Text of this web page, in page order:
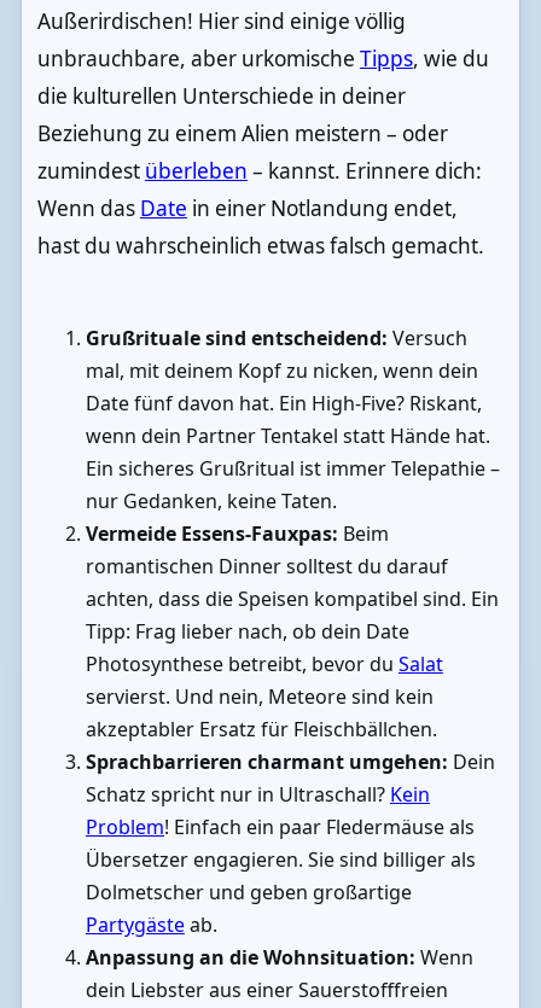
Außerirdischen! Hier sind einige völlig
unbrauchbare, aber urkomische Tipps, wie du
die kulturellen Unterschiede in deiner
Beziehung zu einem Alien meistern – oder
zumindest überleben – kannst. Erinnere dich:
Wenn das Date in einer Notlandung endet,
hast du wahrscheinlich etwas falsch gemacht.
Grußrituale sind entscheidend: Versuch
mal, mit deinem Kopf zu nicken, wenn dein
Date fünf davon hat. Ein High-Five? Riskant,
wenn dein Partner Tentakel statt Hände hat.
Ein sicheres Grußritual ist immer Telepathie –
nur Gedanken, keine Taten.
Vermeide Essens-Fauxpas: Beim
romantischen Dinner solltest du darauf
achten, dass die Speisen kompatibel sind. Ein
Tipp: Frag lieber nach, ob dein Date
Photosynthese betreibt, bevor du Salat
servierst. Und nein, Meteore sind kein
akzeptabler Ersatz für Fleischbällchen.
Sprachbarrieren charmant umgehen: Dein
Schatz spricht nur in Ultraschall? Kein
Problem! Einfach ein paar Fledermäuse als
Übersetzer engagieren. Sie sind billiger als
Dolmetscher und geben großartige
Partygästeab.
Anpassung an die Wohnsituation: Wenn
dein Liebster aus einer Sauerstofffreien